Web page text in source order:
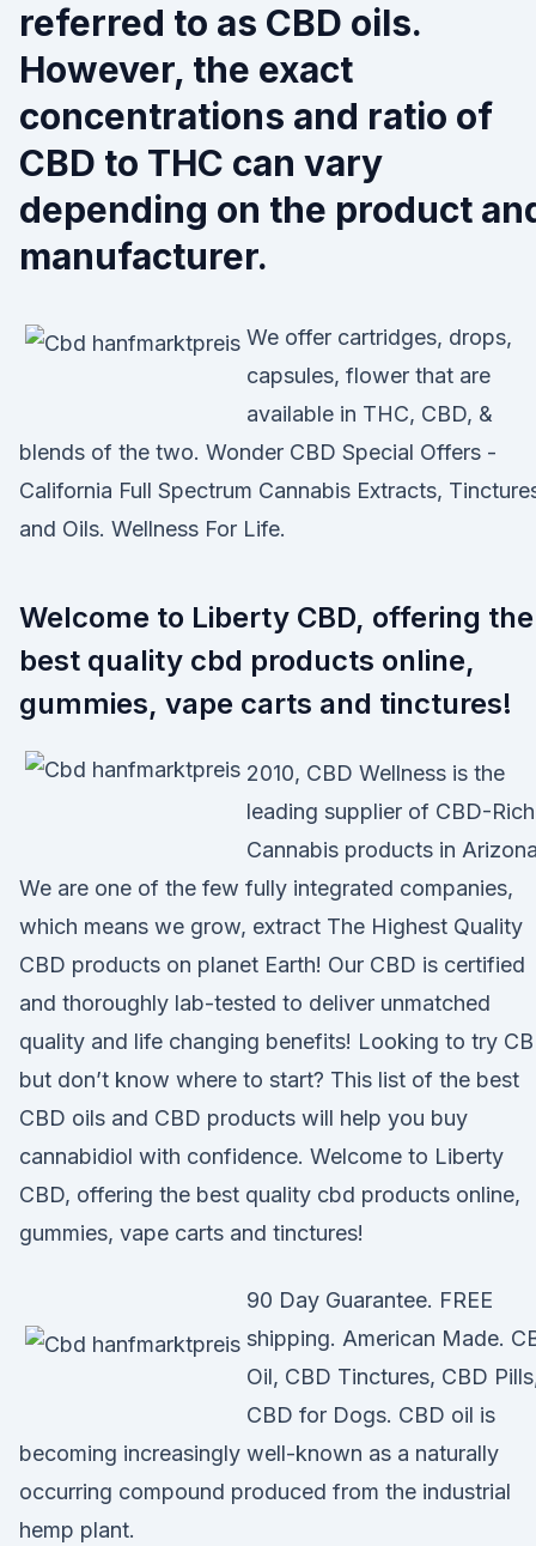
referred to as CBD oils.
However, the exact
concentrations and ratio of
CBD to THC can vary
depending on the product
manufacturer.
We offer cartridges, drops,
capsules, flower that are
available in THC, CBD, &
blends of the two. Wonder CBD Special Offers -
California Full Spectrum Cannabis Extracts,
and Oils. Wellness For Life.
Welcome to Liberty CBD, offering the
best quality cbd products online,
gummies, vape carts and tinctures!
2010, CBD Wellness is the
leading supplier of CBD-Rich
Cannabis products in
We are one of the few fully integrated companies,
which means we grow, extract The Highest Quality
CBD products on planet Earth! Our CBD is certified
and thoroughly lab-tested to deliver unmatched
quality and life changing benefits! Looking to try
but don’t know where to start? This list of the best
CBD oils and CBD products will help you buy
cannabidiol with confidence. Welcome to Liberty
CBD, offering the best quality cbd products online,
gummies, vape carts and tinctures!
90 Day Guarantee. FREE
shipping. American Made.
Oil, CBD Tinctures, CBD
CBD for Dogs. CBD oil is
becoming increasingly well-known as a naturally
occurring compound produced from the industrial
hemp plant.